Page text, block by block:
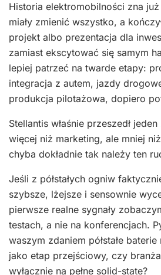
Historia elektromobilności zna
miały zmienić wszystko, a
projekt albo prezentacja dla
zamiast ekscytować się samym
lepiej patrzeć na twarde etapy:
integracja z autem, jazdy
produkcja pilotażowa, dopiero
Stellantis właśnie przeszedł
więcej niż marketing, ale mniej
chyba dokładnie tak należy ten
Jeśli z półstałych ogniw
szybsze, lżejsze i sensownie
pierwsze realne sygnały
testach, a nie na konferencjach.
waszym zdaniem półstałe
jako etap przejściowy, czy
wyłącznie na pełne solid-state?